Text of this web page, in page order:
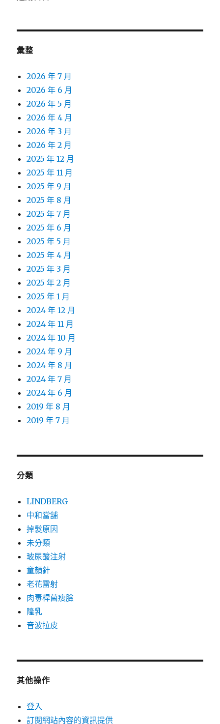
彙整
2026 年 7 月
2026 年 6 月
2026 年 5 月
2026 年 4 月
2026 年 3 月
2026 年 2 月
2025 年 12 月
2025 年 11 月
2025 年 9 月
2025 年 8 月
2025 年 7 月
2025 年 6 月
2025 年 5 月
2025 年 4 月
2025 年 3 月
2025 年 2 月
2025 年 1 月
2024 年 12 月
2024 年 11 月
2024 年 10 月
2024 年 9 月
2024 年 8 月
2024 年 7 月
2024 年 6 月
2019 年 8 月
2019 年 7 月
分類
LINDBERG
中和當舖
掉髮原因
未分類
玻尿酸注射
童顏針
老花雷射
肉毒桿菌瘦臉
隆乳
音波拉皮
其他操作
登入
訂閱網站內容的資訊提供